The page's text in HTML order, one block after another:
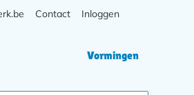
Vormingen
Contact Inloggen